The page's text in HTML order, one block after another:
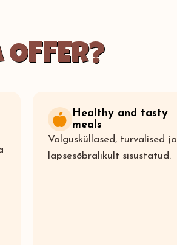
Healthy and tasty
meals
Valgusküllased, turvalised ja
lapsesõbralikult sisustatud.